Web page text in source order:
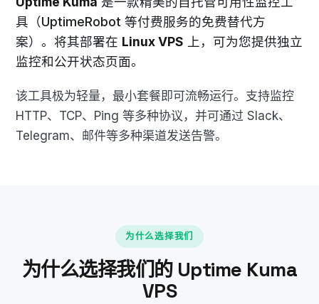
具（UptimeRobot 等付费服务的免费替代方
案）。将其部署在 Linux VPS 上，可为您提供独立
监控和公开状态页面。
该工具极为轻量，最小套餐即可流畅运行。支持监控
HTTP、TCP、Ping 等多种协议，并可通过 Slack、
Telegram、邮件等多种渠道发送告警。
为什么选择我们
为什么选择我们的 Uptime Kuma
VPS